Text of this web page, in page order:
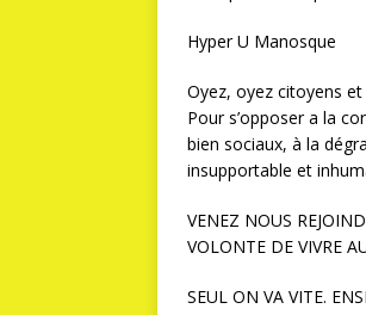
Hyper U Manosque
Oyez, oyez citoyens
Pour s’opposer a la
bien sociaux, à la
insupportable et
VENEZ NOUS
VOLONTE DE VIVRE
SEUL ON VA VITE.